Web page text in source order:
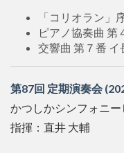
「コリオラン」
ピアノ協奏曲 第
交響曲 第７番 イ
第87回 定期演奏会
かつしかシンフォニ
指揮：直井 大輔